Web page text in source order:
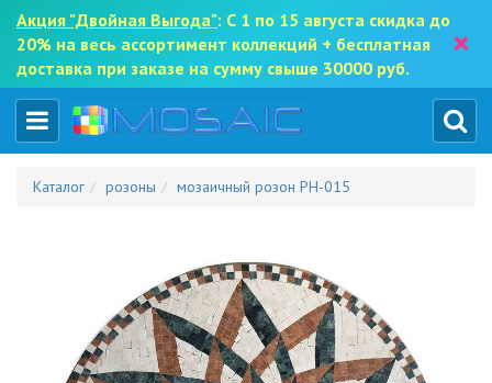
Акция "Двойная Выгода": С 1 по 15 августа скидка до
20% на весь ассортимент коллекций + бесплатная
доставка при заказе на сумму свыше 30000 руб.
×
Каталог розоны мозаичный розон PH-015